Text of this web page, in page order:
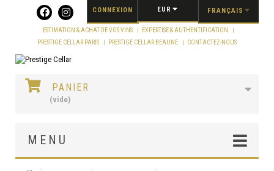
FRANÇAIS
EUR
CONNEXION
ESTIMATION & ACHAT DE VOS VINS
EXPERTISE & AUTHENTIFICATION
PRESTIGE CELLAR PARIS
PRESTIGE CELLAR BEAUNE CONTACTEZ-NOUS
PANIER
(vide)
MENU
Panneau de gestion des cookies